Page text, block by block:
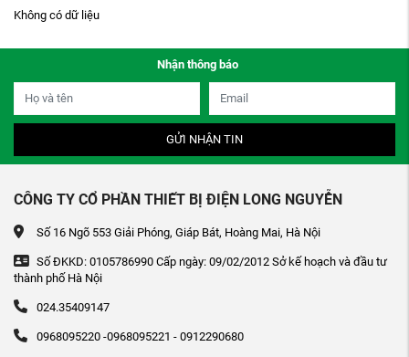
Không có dữ liệu
Nhận thông báo
GỬI NHẬN TIN
CÔNG TY CỔ PHẦN THIẾT BỊ ĐIỆN LONG NGUYỄN
Số 16 Ngõ 553 Giải Phóng, Giáp Bát, Hoàng Mai, Hà Nội
Số ĐKKD: 0105786990 Cấp ngày: 09/02/2012 Sở kế hoạch và đầu tư
thành phố Hà Nội
024.35409147
0968095220 -0968095221 - 0912290680